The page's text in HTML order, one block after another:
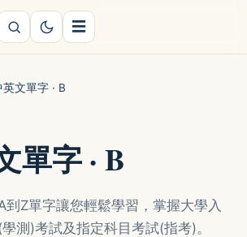
☰
文單字 · B
單字 · B
到Z單字讓您輕鬆學習，掌握大學入
測)考試及指定科目考試(指考)。